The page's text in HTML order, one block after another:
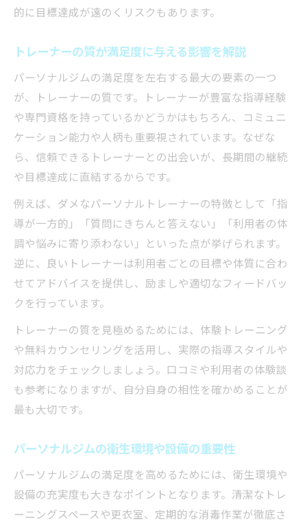
的に目標達成が遠のくリスクもあります。
トレーナーの質が満足度に与える影響を解説
パーソナルジムの満足度を左右する最大の要素の一つ
が、トレーナーの質です。トレーナーが豊富な指導経験
や専門資格を持っているかどうかはもちろん、コミュニ
ケーション能力や人柄も重要視されています。なぜな
ら、信頼できるトレーナーとの出会いが、長期間の継続
や目標達成に直結するからです。
例えば、ダメなパーソナルトレーナーの特徴として「指
導が一方的」「質問にきちんと答えない」「利用者の体
調や悩みに寄り添わない」といった点が挙げられます。
逆に、良いトレーナーは利用者ごとの目標や体質に合わ
せてアドバイスを提供し、励ましや適切なフィードバッ
クを行っています。
トレーナーの質を見極めるためには、体験トレーニング
や無料カウンセリングを活用し、実際の指導スタイルや
対応力をチェックしましょう。口コミや利用者の体験談
も参考になりますが、自分自身の相性を確かめることが
最も大切です。
パーソナルジムの衛生環境や設備の重要性
パーソナルジムの満足度を高めるためには、衛生環境や
設備の充実度も大きなポイントとなります。清潔なトレ
ーニングスペースや更衣室、定期的な消毒作業が徹底さ